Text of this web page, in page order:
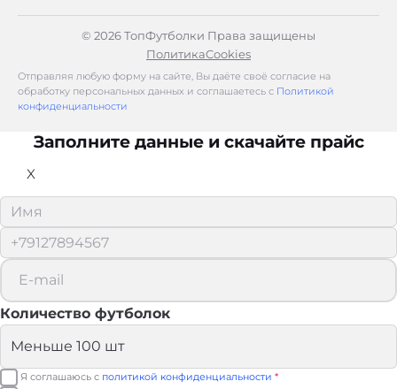
© 2026 ТопФутболки Права защищены
ПолитикаCookies
Отправляя любую форму на сайте, Вы даёте своё согласие на
обработку персональных данных и соглашаетесь с Политикой
конфиденциальности
Заполните данные и скачайте прайс
X
Количество футболок
Я соглашаюсь с политикой конфиденциальности *